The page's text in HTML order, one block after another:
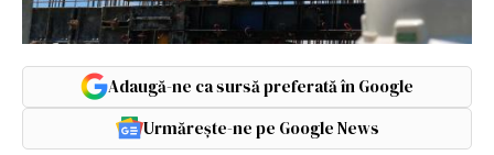
Adaugă-ne ca sursă preferată în Google
Urmărește-ne pe Google News